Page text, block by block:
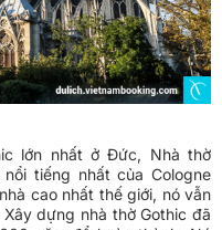
lớn nhất ở Đức, Nhà thờ
tiếng nhất của Cologne
cao nhất thế giới, nó vẫn
dựng nhà thờ Gothic đã